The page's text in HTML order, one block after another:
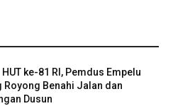
ke-81 RI, Pemdus Empelu
Royong Benahi Jalan dan
Dusun